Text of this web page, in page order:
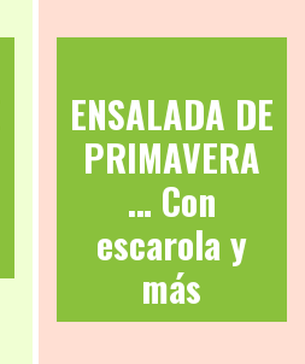
ENSALADA DE
PRIMAVERA
… Con
escarola y
más